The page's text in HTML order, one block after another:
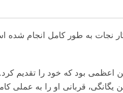
نجات به طور کامل انجام
اعظمی بود که خود را تقدیم
یگانگی، قربانی او را به عملی